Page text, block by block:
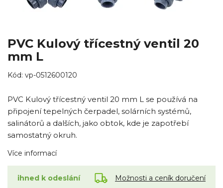
PVC Kulový třícestný ventil 20
mm L
Kód: vp-0512600120
PVC Kulový třícestný ventil 20 mm L se používá na
připojení tepelných čerpadel, solárních systémů,
salinátorů a dalších, jako obtok, kde je zapotřebí
samostatný okruh.
Více informací
ihned k odeslání Možnosti a ceník doručení